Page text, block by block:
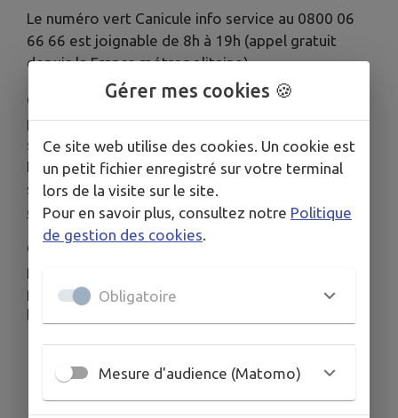
Le numéro vert Canicule info service au 0800 06
66 66 est joignable de 8h à 19h (appel gratuit
depuis la France métropolitaine).
Cet épisode caniculaire nécessite une vigilance
particulière, notamment pour les personnes
sensibles ou exposées.
Les zones concernées par les vigilances canicule
sont annoncées chaque jour par Météo France sur
cette page.
Ce numéro vert permet d’obtenir des conseils
pour se protéger et protéger son entourage, en
particulier les plus fragiles et pour adopter les
Gérer mes cookies 🍪
Ce site web utilise des cookies. Un cookie est
un petit fichier enregistré sur votre terminal
lors de la visite sur le site.
Pour en savoir plus, consultez notre Politique
de gestion des cookies.
Obligatoire
Mesure d'audience (Matomo)